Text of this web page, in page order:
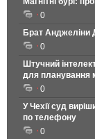
0
Брат Анджеліни
0
Штучний
для планування
0
У Чехії суд
по телефону
0